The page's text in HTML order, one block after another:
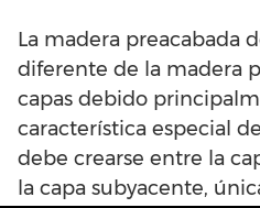
La madera preacabada
diferente de la madera
capas debido
característica especial
debe crearse entre la
la capa subyacente,